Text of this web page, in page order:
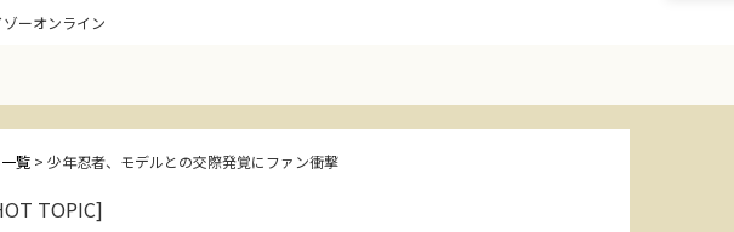
ーオンライン
覧 > 少年忍者、モデルとの交際発覚にファン衝撃
TOPIC]